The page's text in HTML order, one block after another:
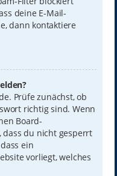
deine E-Mail-
dann kontaktiere
Prüfe zunächst, ob
richtig sind. Wenn
Board-
du nicht gesperrt
ein
vorliegt, welches